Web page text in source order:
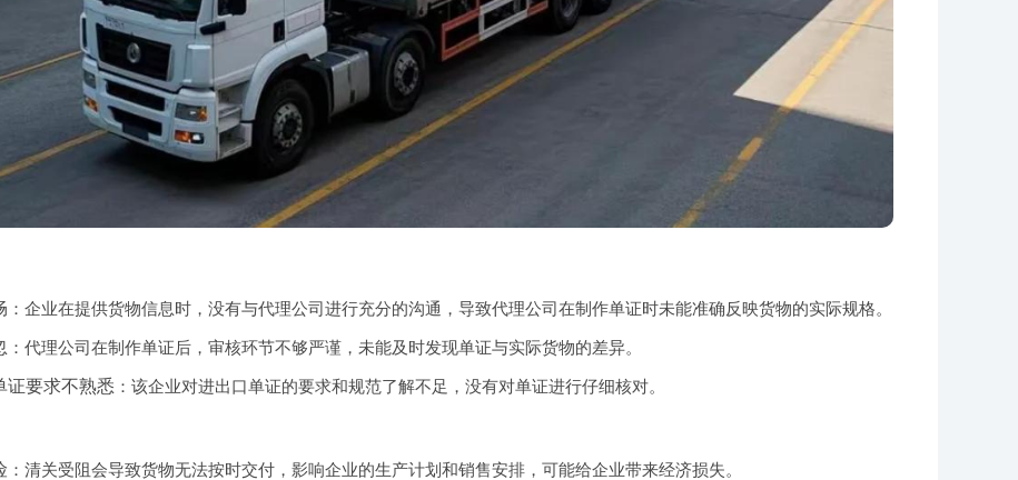
：企业在提供货物信息时，没有与代理公司进行充分的沟通，导致代理公司在制作单证时未能准确反映货物的实际规格。
：代理公司在制作单证后，审核环节不够严谨，未能及时发现单证与实际货物的差异。
证要求不熟悉 ：该企业对进出口单证的要求和规范了解不足，没有对单证进行仔细核对。
：清关受阻会导致货物无法按时交付，影响企业的生产计划和销售安排，可能给企业带来经济损失。